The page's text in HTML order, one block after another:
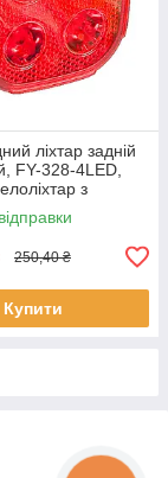
ліхтар задній
FY-328-4LED,
з
сигналу /
250,40 ₴
Купити